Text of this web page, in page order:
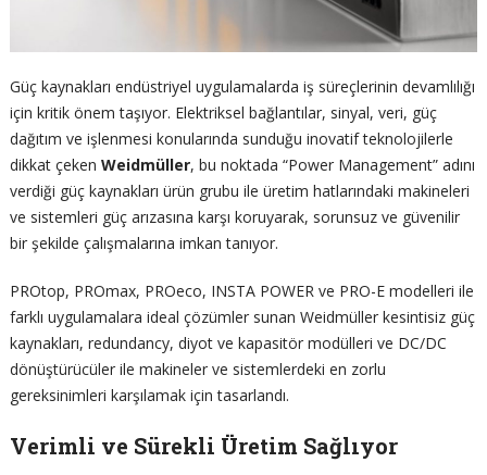
Güç kaynakları endüstriyel uygulamalarda iş süreçlerinin devamlılığı
için kritik önem taşıyor. Elektriksel bağlantılar, sinyal, veri, güç
dağıtım ve işlenmesi konularında sunduğu inovatif teknolojilerle
dikkat çeken Weidmüller, bu noktada “Power Management” adını
verdiği güç kaynakları ürün grubu ile üretim hatlarındaki makineleri
ve sistemleri güç arızasına karşı koruyarak, sorunsuz ve güvenilir
bir şekilde çalışmalarına imkan tanıyor.
PROtop, PROmax, PROeco, INSTA POWER ve PRO-E modelleri ile
farklı uygulamalara ideal çözümler sunan Weidmüller kesintisiz güç
kaynakları, redundancy, diyot ve kapasitör modülleri ve DC/DC
dönüştürücüler ile makineler ve sistemlerdeki en zorlu
gereksinimleri karşılamak için tasarlandı.
Verimli ve Sürekli Üretim Sağlıyor